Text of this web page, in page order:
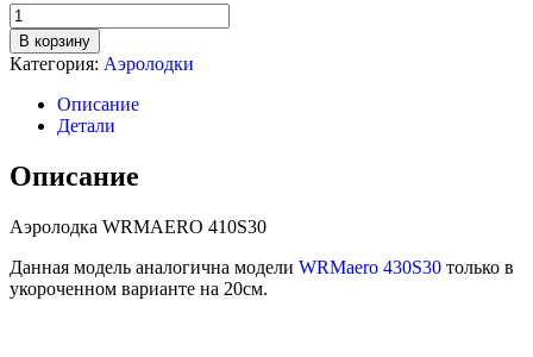
Количество
товара
Аэролодка
WRMAERO
410S30
В корзину
Категория: Аэролодки
Описание
Детали
Описание
Аэролодка WRMAERO 410S30
Данная модель аналогична модели WRMaero 430S30 только в
укороченном варианте на 20см.